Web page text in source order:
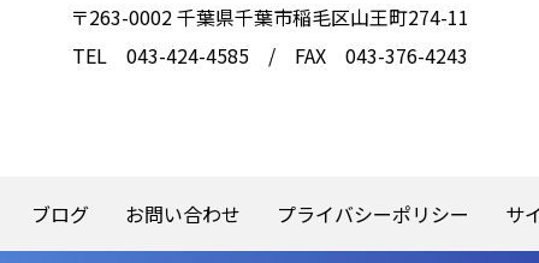
〒263-0002 千葉県千葉市稲毛区山王町274-11
TEL 043-424-4585 / FAX 043-376-4243
ブログ お問い合わせ プライバシーポリシー サ